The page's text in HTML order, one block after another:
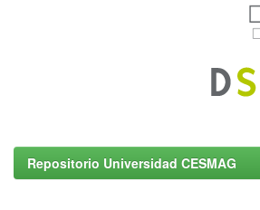
Repositorio Universidad CESMAG